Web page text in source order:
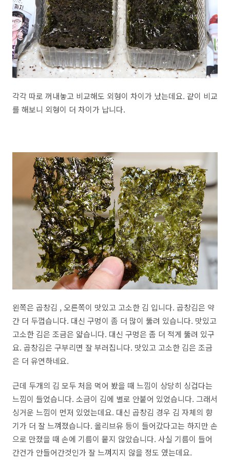
각각 따로 꺼내놓고 비교해도 외형이 차이가 났는데요. 같이 비교
를 해보니 외형이 더 차이가 납니다.
왼쪽은 곱창김 , 오른쪽이 맛있고 고소한 김 입니다. 곱창김은 약
간 더 두껍습니다. 대신 구멍이 좀 더 많이 뚫려 있습니다. 맛있고
고소한 김은 조금은 얇습니다. 대신 구멍은 좀 더 적게 뚫려 있구
요. 곱창김은 구부리면 잘 부러집니다. 맛있고 고소한 김은 조금
은 더 유연하네요.
근데 두개의 김 모두 처음 먹어 봤을 때 느낌이 상당히 싱겁다는
느낌이 들었습니다. 소금이 김에 별로 안붙어 있었습니다. 그래서
싱거운 느낌이 먼저 있었는데요. 대신 곱창김 경우 김 자체의 향
기가 더 잘 느껴졌습니다. 올리브유 등이 들어갔다고는 하지만 손
으로 만졌을 때 손에 기름이 뭍지 않았습니다. 사실 기름이 들어
간건가 안들어간것인가 잘 느껴지지 않을 정도 였는데요.